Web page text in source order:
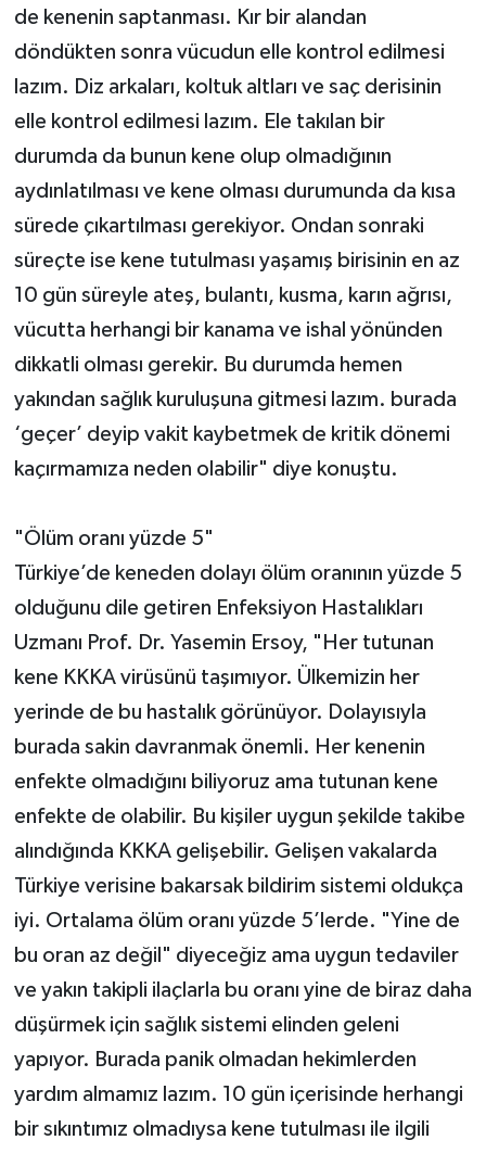
de kenenin saptanması. Kır bir alandan
döndükten sonra vücudun elle kontrol edilmesi
lazım. Diz arkaları, koltuk altları ve saç derisinin
elle kontrol edilmesi lazım. Ele takılan bir
durumda da bunun kene olup olmadığının
aydınlatılması ve kene olması durumunda da kısa
sürede çıkartılması gerekiyor. Ondan sonraki
süreçte ise kene tutulması yaşamış birisinin en az
10 gün süreyle ateş, bulantı, kusma, karın ağrısı,
vücutta herhangi bir kanama ve ishal yönünden
dikkatli olması gerekir. Bu durumda hemen
yakından sağlık kuruluşuna gitmesi lazım. burada
‘geçer’ deyip vakit kaybetmek de kritik dönemi
kaçırmamıza neden olabilir" diye konuştu.
"Ölüm oranı yüzde 5"
Türkiye’de keneden dolayı ölüm oranının yüzde 5
olduğunu dile getiren Enfeksiyon Hastalıkları
Uzmanı Prof. Dr. Yasemin Ersoy, "Her tutunan
kene KKKA virüsünü taşımıyor. Ülkemizin her
yerinde de bu hastalık görünüyor. Dolayısıyla
burada sakin davranmak önemli. Her kenenin
enfekte olmadığını biliyoruz ama tutunan kene
enfekte de olabilir. Bu kişiler uygun şekilde takibe
alındığında KKKA gelişebilir. Gelişen vakalarda
Türkiye verisine bakarsak bildirim sistemi oldukça
iyi. Ortalama ölüm oranı yüzde 5’lerde. "Yine de
bu oran az değil" diyeceğiz ama uygun tedaviler
ve yakın takipli ilaçlarla bu oranı yine de biraz daha
düşürmek için sağlık sistemi elinden geleni
yapıyor. Burada panik olmadan hekimlerden
yardım almamız lazım. 10 gün içerisinde herhangi
bir sıkıntımız olmadıysa kene tutulması ile ilgili